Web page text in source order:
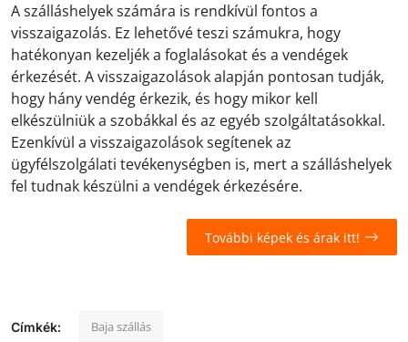
A szálláshelyek számára is rendkívül fontos a
visszaigazolás. Ez lehetővé teszi számukra, hogy
hatékonyan kezeljék a foglalásokat és a vendégek
érkezését. A visszaigazolások alapján pontosan tudják,
hogy hány vendég érkezik, és hogy mikor kell
elkészülniük a szobákkal és az egyéb szolgáltatásokkal.
Ezenkívül a visszaigazolások segítenek az
ügyfélszolgálati tevékenységben is, mert a szálláshelyek
fel tudnak készülni a vendégek érkezésére.
További képek és árak itt!
Címkék: Baja szállás